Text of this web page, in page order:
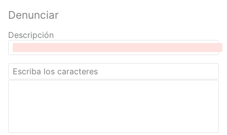
Denunciar
Descripción